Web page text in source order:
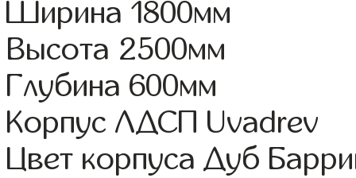
Ширина 1800мм
Высота 2500мм
Глубина 600мм
Корпус ЛДСП Uvadrev
Цвет корпуса Дуб